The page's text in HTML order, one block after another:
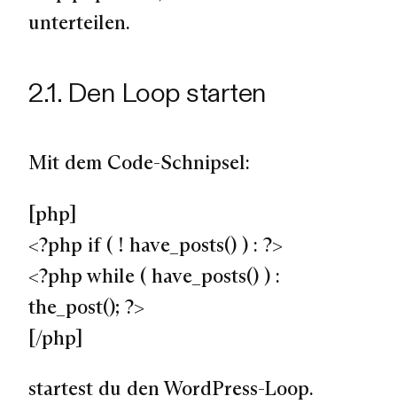
unterteilen.
2.1. Den Loop starten
Mit dem Code-Schnipsel:
[php]
<?php if ( ! have_posts() ) : ?>
<?php while ( have_posts() ) :
the_post(); ?>
[/php]
startest du den WordPress-Loop.